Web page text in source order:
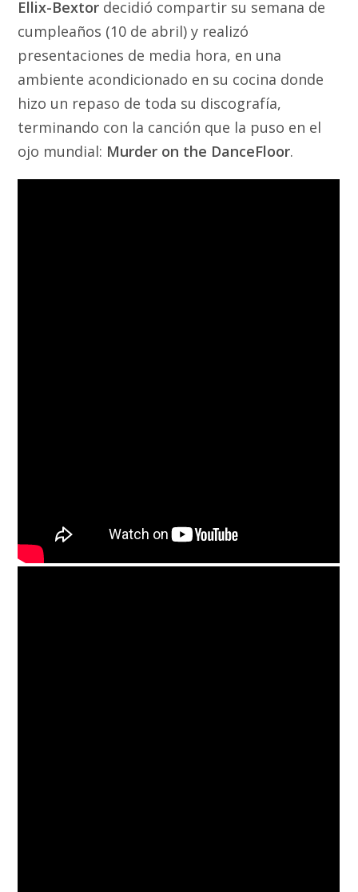
Ellix-Bextor decidió compartir su semana de
cumpleaños (10 de abril) y realizó
presentaciones de media hora, en una
ambiente acondicionado en su cocina donde
hizo un repaso de toda su discografía,
terminando con la canción que la puso en el
ojo mundial: Murder on the DanceFloor.